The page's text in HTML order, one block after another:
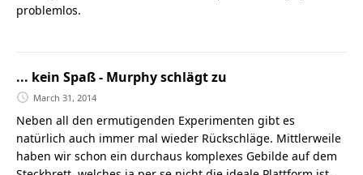
problemlos.
... kein Spaß - Murphy schlägt zu
March 31, 2014
Neben all den ermutigenden Experimenten gibt es
natürlich auch immer mal wieder Rückschläge. Mittlerweile
haben wir schon ein durchaus komplexes Gebilde auf dem